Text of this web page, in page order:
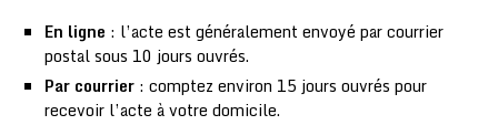
En ligne : l’acte est généralement envoyé par courrier
postal sous 10 jours ouvrés.
Par courrier : comptez environ 15 jours ouvrés pour
recevoir l’acte à votre domicile.